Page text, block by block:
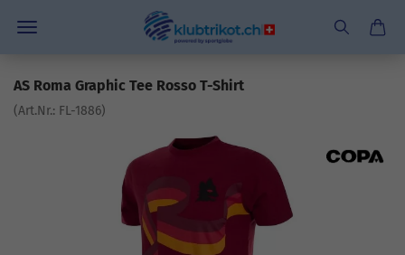
AS Roma Graphic Tee Rosso T-Shirt
(Art.Nr.: FL-1886)